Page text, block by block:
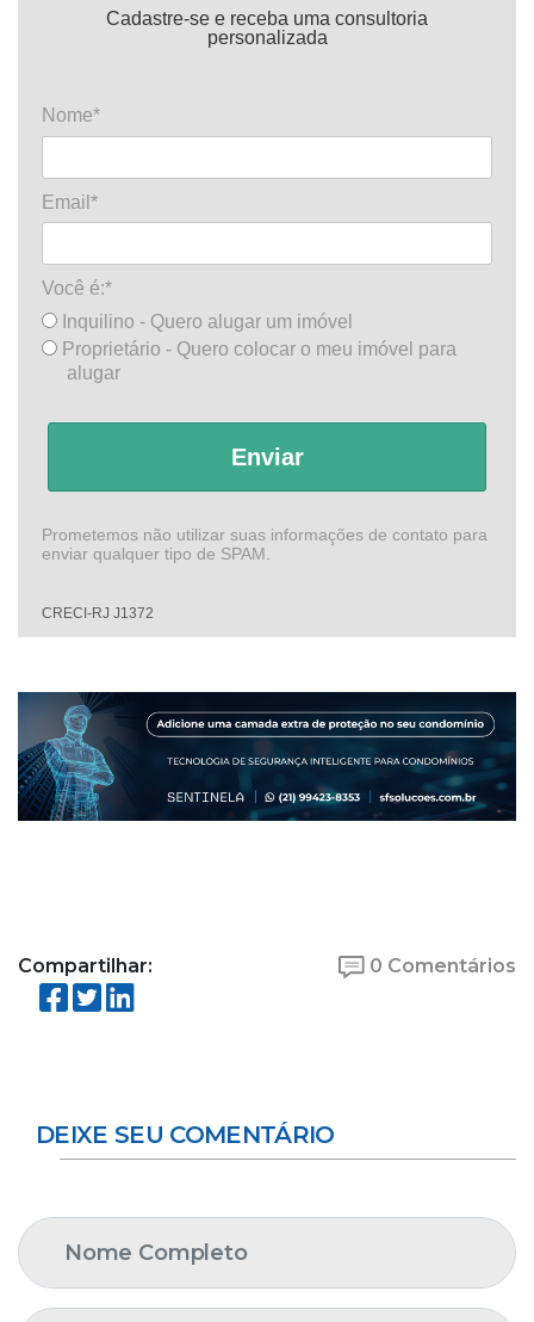
Cadastre-se e receba uma consultoria
personalizada
Nome*
Email*
Você é:*
Inquilino - Quero alugar um imóvel
Proprietário - Quero colocar o meu imóvel para
alugar
Enviar
Prometemos não utilizar suas informações de contato para
enviar qualquer tipo de SPAM.
CRECI-RJ J1372
Compartilhar: 0 Comentários
DEIXE SEU COMENTÁRIO